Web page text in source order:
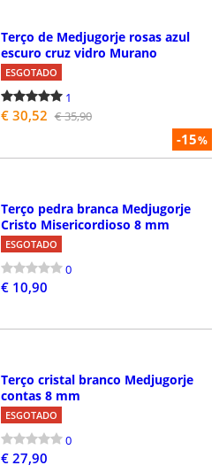
-15%
Terço de Medjugorje rosas azul
escuro cruz vidro Murano
ESGOTADO
1
€ 30,52 € 35,90
Terço pedra branca Medjugorje
Cristo Misericordioso 8 mm
ESGOTADO
0
€ 10,90
Terço cristal branco Medjugorje
contas 8 mm
ESGOTADO
0
€ 27,90